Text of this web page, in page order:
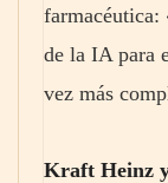
farmacéutica:
de la IA para
vez más
Kraft Heinz